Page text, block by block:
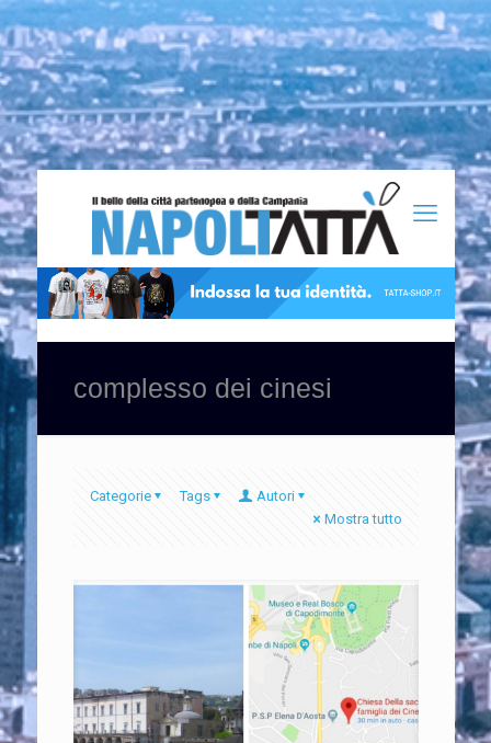
complesso dei cinesi
Categorie Tags
Autori
Mostra tutto